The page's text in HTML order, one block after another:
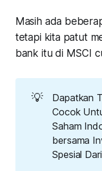
Masih ada
tetapi kita patut
bank itu di MSCI
💡
Dapatkan
Cocok
Saham
bersama
Spesial